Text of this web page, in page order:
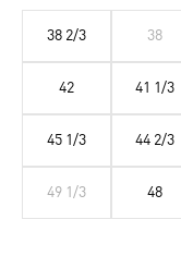
38
38 2/3
41 1/3
42
44 2/3
45 1/3
48
49 1/3